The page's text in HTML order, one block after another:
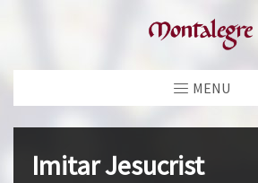
MENU
Imitar Jesucrist